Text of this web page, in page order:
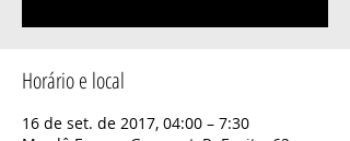
Horário e local
16 de set. de 2017, 04:00 – 7:30